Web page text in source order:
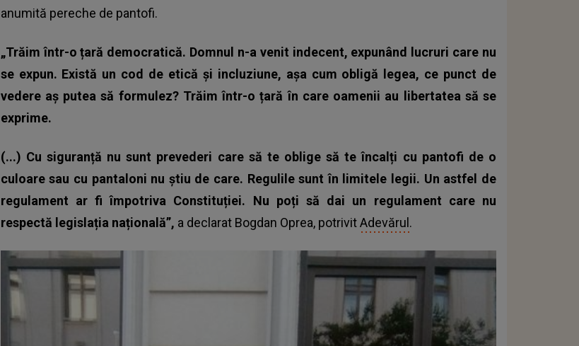
anumită pereche de pantofi.
„Trăim într-o țară democratică. Domnul n-a venit indecent, expunând lucruri care nu
se expun. Există un cod de etică și incluziune, așa cum obligă legea, ce punct de
vedere aș putea să formulez? Trăim într-o țară în care oamenii au libertatea să se
exprime.
(...) Cu siguranță nu sunt prevederi care să te oblige să te încalți cu pantofi de o
culoare sau cu pantaloni nu știu de care. Regulile sunt în limitele legii. Un astfel de
regulament ar fi împotriva Constituției. Nu poți să dai un regulament care nu
respectă legislația națională”, a declarat Bogdan Oprea, potrivitAdevărul .